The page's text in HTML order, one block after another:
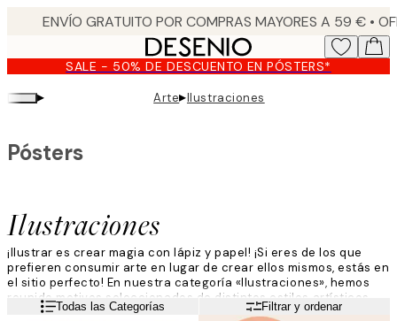
content.SALE - 50% DE DESCUENTO EN PÓSTERS*
▸ Arte▸Ilustraciones
Ilustraciones
Pósters
¡Ilustrar es crear magia con lápiz y papel! ¡Si eres de los que
prefieren consumir arte en lugar de crear ellos mismos, estás en
el sitio perfecto! En nuestra categoría «Ilustraciones», hemos
reunido motivos seleccionados de distintos estilos artísticos
para que puedas encontrar algo que se ajuste a ti y a tu hogar.
Leer másTodas las Categorías Filtrar y ordenar